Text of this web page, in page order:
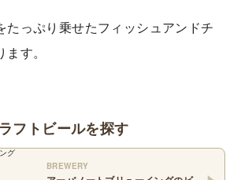
たっぷり乗せたフィッシュアンドチ
す。
フトビールを探す
BREWERY